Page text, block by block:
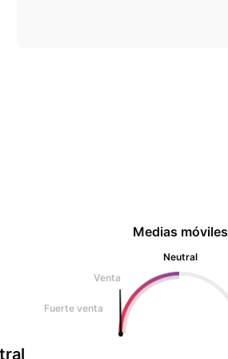
Medias móviles
Neutral
Venta
Fuerte venta